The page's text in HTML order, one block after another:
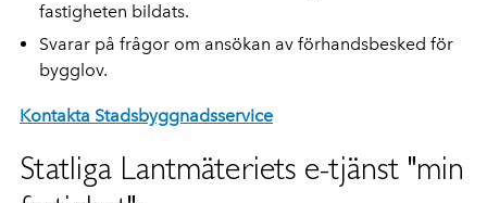
fastigheten bildats.
Svarar på frågor om ansökan av förhandsbesked för
bygglov.
Kontakta Stadsbyggnadsservice
Statliga Lantmäteriets e-tjänst "min